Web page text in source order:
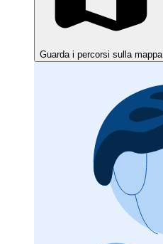
Guarda i percorsi sulla mappa